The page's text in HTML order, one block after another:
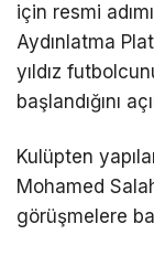
için resmi
Aydınlatma
yıldız
başlandığını
Kulüpten
Mohamed
görüşmelere